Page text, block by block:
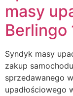
masy
Berlingo
Syndyk masy
zakup
sprzedawanego
upadłościowego